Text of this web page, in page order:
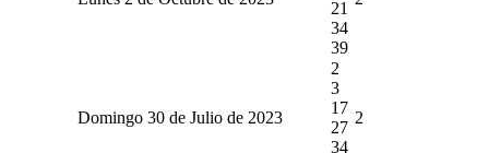
21
34
39
Domingo 30 de Julio de 2023
2
3
17
27
34
2